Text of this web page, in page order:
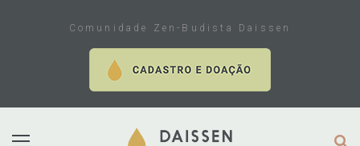
Comunidade Zen-Budista Daissen